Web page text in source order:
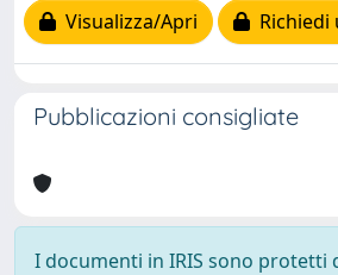
Visualizza/Apri
Richiedi
Pubblicazioni consigliate
I documenti in IRIS sono protetti